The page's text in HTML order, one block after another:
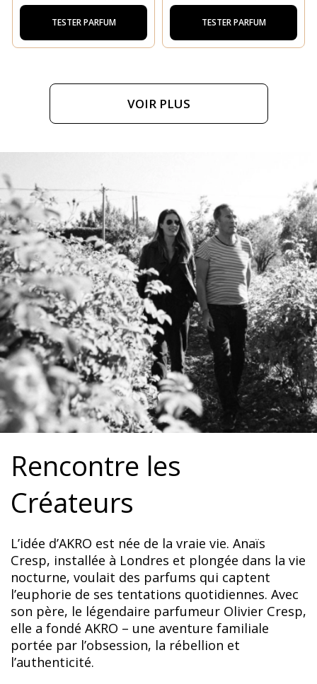
TESTER PARFUM TESTER PARFUM
VOIR PLUS
Rencontre les
Créateurs
L’idée d’AKRO est née de la vraie vie. Anaïs
Cresp, installée à Londres et plongée dans la vie
nocturne, voulait des parfums qui captent
l’euphorie de ses tentations quotidiennes. Avec
son père, le légendaire parfumeur Olivier Cresp,
elle a fondé AKRO – une aventure familiale
portée par l’obsession, la rébellion et
l’authenticité.